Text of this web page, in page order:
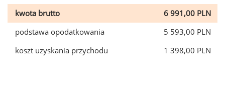
kwota brutto
6 991,00 PLN
podstawa opodatkowania
5 593,00 PLN
koszt uzyskania przychodu
1 398,00 PLN